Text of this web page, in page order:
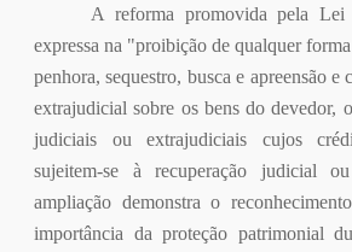
A reforma promovida pela Lei
expressa na "proibição de qualquer
penhora, sequestro, busca e apreensão
extrajudicial sobre os bens do devedor,
judiciais ou extrajudiciais cujos
sujeitem-se à recuperação judicial
ampliação demonstra o
importância da proteção patrimonial